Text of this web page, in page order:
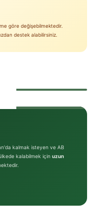
göre değişebilmektedir.
destek alabilirsiniz.
kalmak isteyen ve AB
kalabilmek için uzun